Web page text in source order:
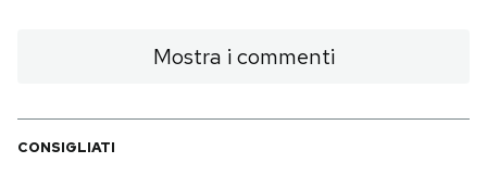
Mostra i commenti
CONSIGLIATI